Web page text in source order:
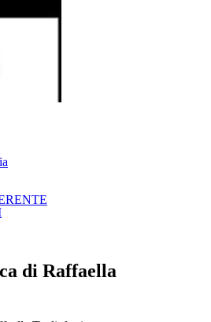
di Raffaella